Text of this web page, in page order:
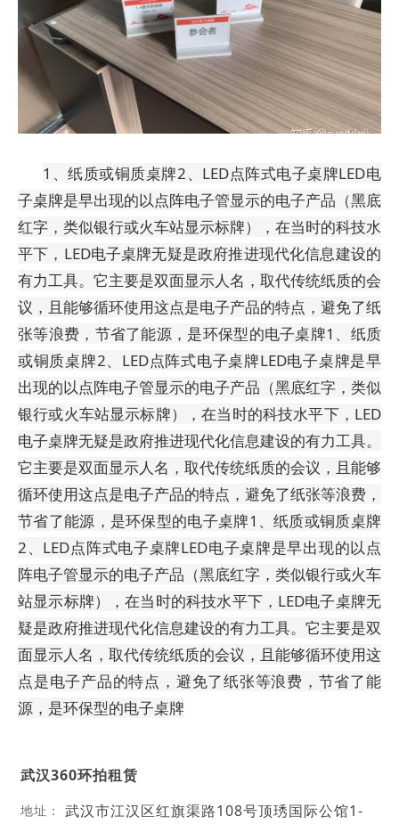
1、纸质或铜质桌牌2、LED点阵式电子桌牌LED电
子桌牌是早出现的以点阵电子管显示的电子产品（黑底
红字，类似银行或火车站显示标牌），在当时的科技水
平下，LED电子桌牌无疑是政府推进现代化信息建设的
有力工具。它主要是双面显示人名，取代传统纸质的会
议，且能够循环使用这点是电子产品的特点，避免了纸
张等浪费，节省了能源，是环保型的电子桌牌1、纸质
或铜质桌牌2、LED点阵式电子桌牌LED电子桌牌是早
出现的以点阵电子管显示的电子产品（黑底红字，类似
银行或火车站显示标牌），在当时的科技水平下，LED
电子桌牌无疑是政府推进现代化信息建设的有力工具。
它主要是双面显示人名，取代传统纸质的会议，且能够
循环使用这点是电子产品的特点，避免了纸张等浪费，
节省了能源，是环保型的电子桌牌1、纸质或铜质桌牌
2、LED点阵式电子桌牌LED电子桌牌是早出现的以点
阵电子管显示的电子产品（黑底红字，类似银行或火车
站显示标牌），在当时的科技水平下，LED电子桌牌无
疑是政府推进现代化信息建设的有力工具。它主要是双
面显示人名，取代传统纸质的会议，且能够循环使用这
点是电子产品的特点，避免了纸张等浪费，节省了能
源，是环保型的电子桌牌
武汉360环拍租赁
地址： 武汉市江汉区红旗渠路108号顶琇国际公馆1-